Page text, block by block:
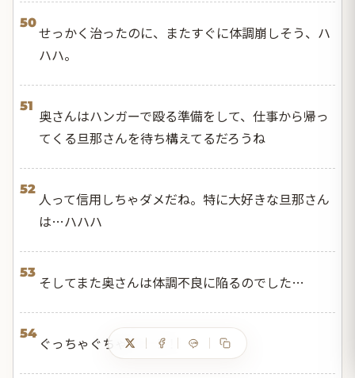
50
せっかく治ったのに、またすぐに体調崩しそう、ハ
ハハ。
51
奥さんはハンガーで殴る準備をして、仕事から帰っ
てくる旦那さんを待ち構えてるだろうね
52
人って信用しちゃダメだね。特に大好きな旦那さん
は…ハハハ
53
そしてまた奥さんは体調不良に陥るのでした…
54
ぐっちゃぐちゃ！！！！